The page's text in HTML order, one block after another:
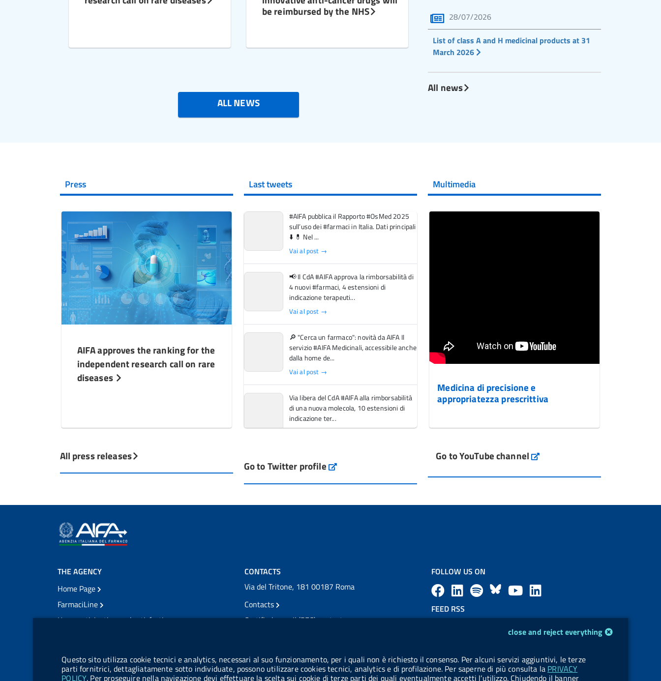
be reimbursed by the NHS
ALL NEWS
28/07/2026
List of class A and H medicinal products at 31
March 2026
All news
Press
AIFA approves the ranking for the
independent research call on rare
diseases
All press releases
Last tweets
#AIFA pubblica il Rapporto #OsMed 2025
sull’uso dei #farmaci in Italia. Dati principali
⬇️ 💊 Nel ...
Vai al post →
📢 Il CdA #AIFA approva la rimborsabilità di
4 nuovi #farmaci, 4 estensioni di
indicazione terapeuti...
Vai al post →
🔎 "Cerca un farmaco": novità da AIFA Il
servizio #AIFA Medicinali, accessibile anche
dalla home de...
Vai al post →
Via libera del CdA #AIFA alla rimborsabilità
di una nuova molecola, 10 estensioni di
indicazione ter...
per l'accesso ai #farmaci orfani rimborsati
Go to Twitter profile aifa_ufficiale
Multimedia
Medicina di precisione e
appropriatezza prescrittiva
Go to YouTube channel
close and reject everything
Questo sito utilizza cookie tecnici e analytics, necessari al suo funzionamento, per i quali non è richiesto il consenso. Per alcuni servizi aggiuntivi, le terze
parti fornitrici, dettagliatamente sotto individuate, possono utilizzare cookies tecnici, analytics e di profilazione. Per saperne di più consulta la PRIVACY
POLICY. Per proseguire nella navigazione devi effettuare la scelta sui cookie di terze parti dei quali eventualmente accetti l’utilizzo. Chiudendo il banner
THE AGENCY
Home Page
FarmaciLine
User participation and satisfaction
Open governance
CONTACTS
Via del Tritone, 181 00187 Roma
Contacts
Certified e-mail (PEC) contacts
Tax code: 97345810580
IPA AIFA code: aifa_rm
FOLLOW US ON
F
a
b
L
e
l
B
u
s
Y
u
u
n
e
FEED RSS
e
Cookie management